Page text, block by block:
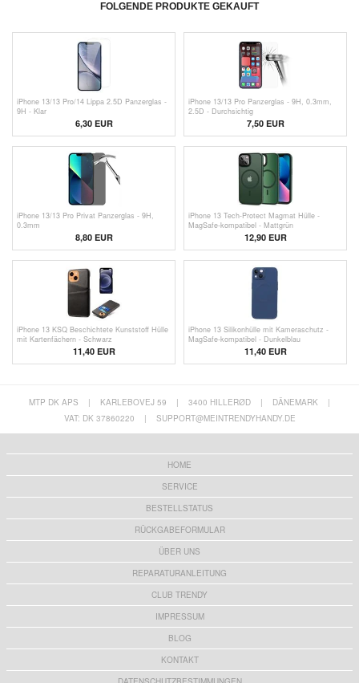
FOLGENDE PRODUKTE GEKAUFT
iPhone 13/13 Pro/14 Lippa 2.5D Panzerglas -
9H - Klar
6,30EUR
iPhone 13/13 Pro Panzerglas - 9H, 0.3mm,
2.5D - Durchsichtig
7,50 EUR
iPhone 13/13 Pro Privat Panzerglas - 9H,
0.3mm
8,80 EUR
iPhone 13 Tech-Protect Magmat Hülle -
MagSafe-kompatibel - Mattgrün
12,90 EUR
iPhone 13 KSQ Beschichtete Kunststoff Hülle
mit Kartenfächern - Schwarz
11,40 EUR
iPhone 13 Silikonhülle mit Kameraschutz -
MagSafe-kompatibel - Dunkelblau
11,40 EUR
MTP DK APS | KARLEBOVEJ 59 | 3400 HILLERØD | DÄNEMARK
|
VAT: DK 37860220
| SUPPORT@MEINTRENDYHANDY.DE
HOME
SERVICE
BESTELLSTATUS
RÜCKGABEFORMULAR
ÜBER UNS
REPARATURANLEITUNG
CLUB TRENDY
IMPRESSUM
BLOG
KONTAKT